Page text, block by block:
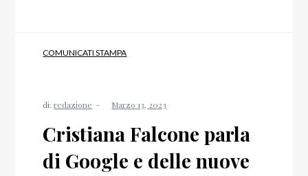
COMUNICATI STAMPA
di:redazione
Cristiana Falcone parla
di Google e delle nuove